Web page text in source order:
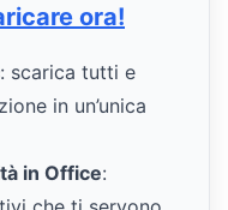
ora!
: scarica tutti e
in un’unica
in Office: